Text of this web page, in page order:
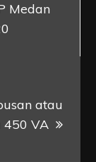
Medan
atau
450 VA